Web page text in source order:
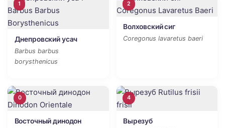
1
Днепровский усач
Barbus barbus
borysthenicus
2
Волховский сиг
Coregonus lavaretus baeri
0
Восточный динодон
4
Вырезуб